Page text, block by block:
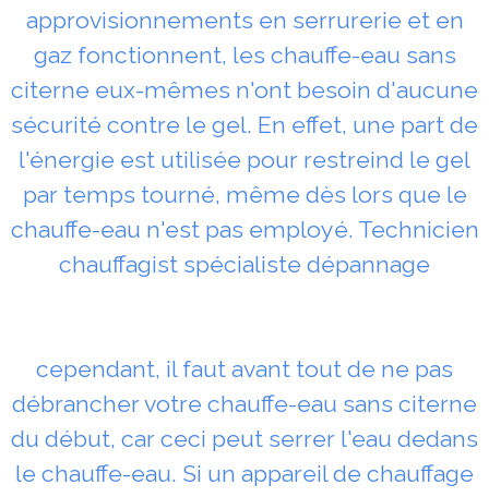
approvisionnements en serrurerie et en
gaz fonctionnent, les chauffe-eau sans
citerne eux-mêmes n'ont besoin d'aucune
sécurité contre le gel. En effet, une part de
l'énergie est utilisée pour restreind le gel
par temps tourné, même dès lors que le
chauffe-eau n'est pas employé. Technicien
chauffagist spécialiste dépannage
cependant, il faut avant tout de ne pas
débrancher votre chauffe-eau sans citerne
du début, car ceci peut serrer l'eau dedans
le chauffe-eau. Si un appareil de chauffage